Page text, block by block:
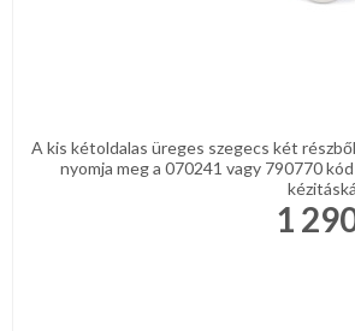
A kis kétoldalas üreges szegecs két
nyomja meg a 070241 vagy 790770
1